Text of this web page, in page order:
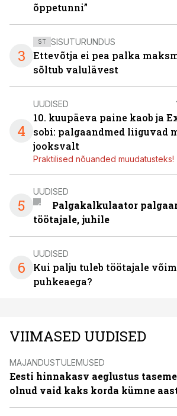
õppetunni”
3
ST SISUTURUNDUS
Ettevõtja ei pea palka
sõltub valulävest
4
UUDISED
10. kuupäeva paine kaob ja
sobi: palgaandmed liiguvad
jooksvalt
Praktilised nõuanded muudatusteks!
5
UUDISED
Palgakalkulaator
töötajale, juhile
6
UUDISED
Kui palju tuleb töötajale
puhkeaega?
VIIMASED UUDISED
MAJANDUSTULEMUSED
Eesti hinnakasv aeglustus
olnud vaid kaks korda kümne